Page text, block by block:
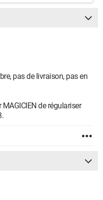
pas de livraison, pas en
de régulariser